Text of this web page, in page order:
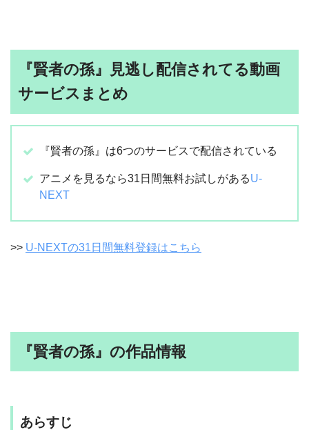
『賢者の孫』見逃し配信されてる動画
サービスまとめ
『賢者の孫』は6つのサービスで配信されている
アニメを見るなら31日間無料お試しがあるU-
NEXT
>> U-NEXTの31日間無料登録はこちら
『賢者の孫』の作品情報
あらすじ